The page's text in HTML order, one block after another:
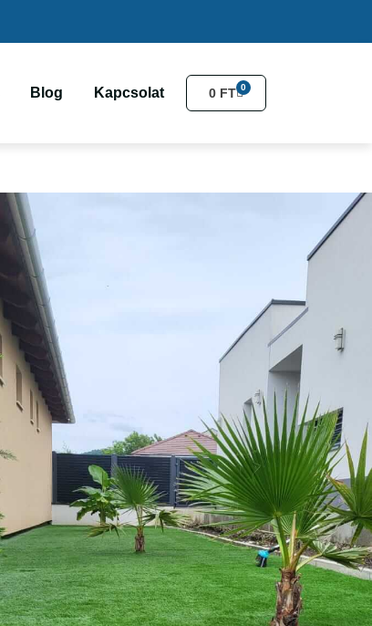
Blog Kapcsolat 0 FT 0